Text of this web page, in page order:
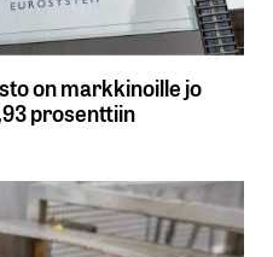
on markkinoille jo
prosenttiin